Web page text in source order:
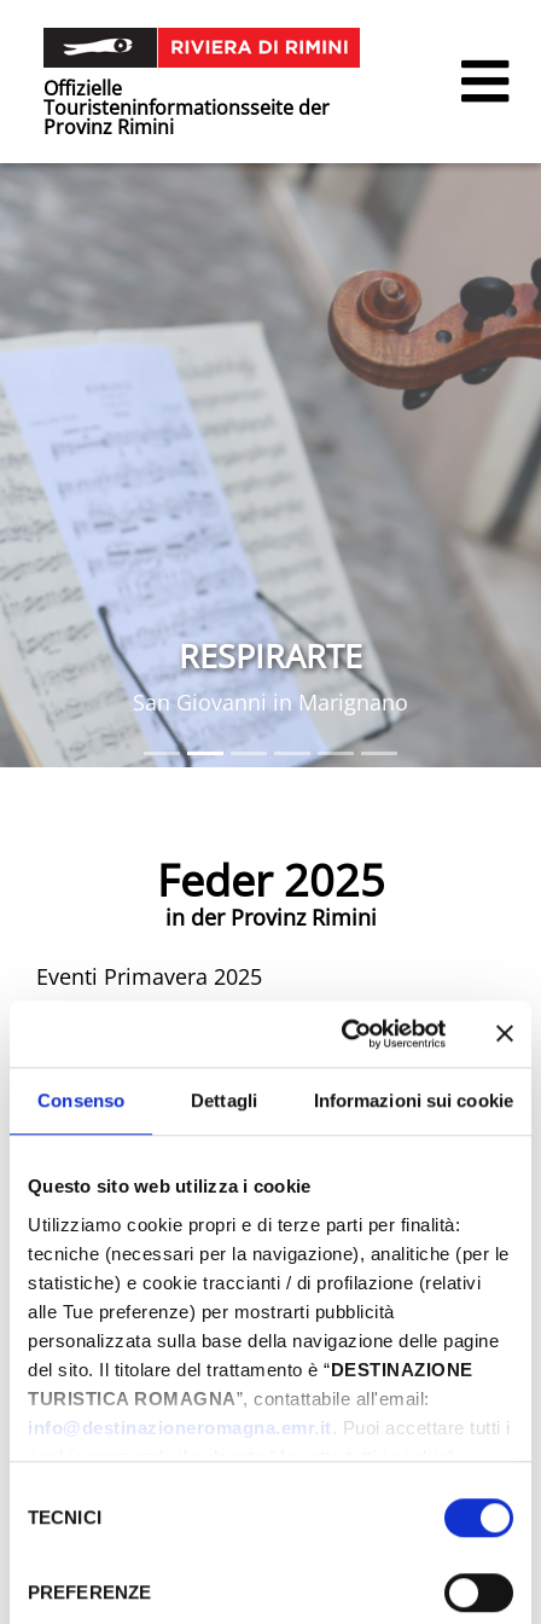
Consenso Dettagli Informazioni sui cookie
Questo sito web utilizza i cookie
Utilizziamo cookie propri e di terze parti per finalità:
tecniche (necessari per la navigazione), analitiche (per le
statistiche) e cookie traccianti / di profilazione (relativi
alle Tue preferenze) per mostrarti pubblicità
personalizzata sulla base della navigazione delle pagine
del sito. Il titolare del trattamento è “DESTINAZIONE
TURISTICA ROMAGNA”, contattabile all'email:
info@destinazioneromagna.emr.it. Puoi accettare tutti i
cookie premendo il pulsante “Accetta tutti i cookie”,
gestire le tue preferenze facendo clic su “Personalizza”.
Qualora acconsenti a tutti i cookie i Tuoi dati potranno
attualmente non fornisce garanzie idonee per il
delTECNICI
PREFERENZE
Offizielle
Touristeninformationsseite der
Provinz Rimini
RESPIRARTE
San Giovanni in Marignano
Feder 2025
in der Provinz Rimini
Eventi Primavera 2025
Eventi di Primavera Riviera Rimini
Von
Bis
Stadt
Typen